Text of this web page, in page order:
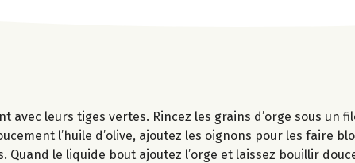
avec leurs tiges vertes. Rincez les grains d’orge sous un
l’huile d’olive, ajoutez les oignons pour les faire
Quand le liquide bout ajoutez l’orge et laissez bouillir